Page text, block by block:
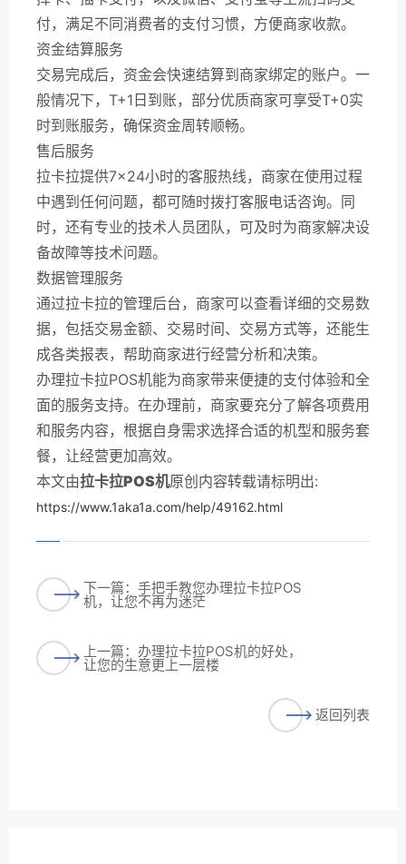
付，满足不同消费者的支付习惯，方便商家收款。
资金结算服务
交易完成后，资金会快速结算到商家绑定的账户。一
般情况下，T+1日到账，部分优质商家可享受T+0实
时到账服务，确保资金周转顺畅。
售后服务
拉卡拉提供7×24小时的客服热线，商家在使用过程
中遇到任何问题，都可随时拨打客服电话咨询。同
时，还有专业的技术人员团队，可及时为商家解决设
备故障等技术问题。
数据管理服务
通过拉卡拉的管理后台，商家可以查看详细的交易数
据，包括交易金额、交易时间、交易方式等，还能生
成各类报表，帮助商家进行经营分析和决策。
办理拉卡拉POS机能为商家带来便捷的支付体验和全
面的服务支持。在办理前，商家要充分了解各项费用
和服务内容，根据自身需求选择合适的机型和服务套
餐，让经营更加高效。
本文由拉卡拉POS机原创内容转载请标明出:
https://www.1aka1a.com/help/49162.html
下一篇：手把手教您办理拉卡拉POS
机，让您不再为迷茫
上一篇：办理拉卡拉POS机的好处，
让您的生意更上一层楼
返回列表